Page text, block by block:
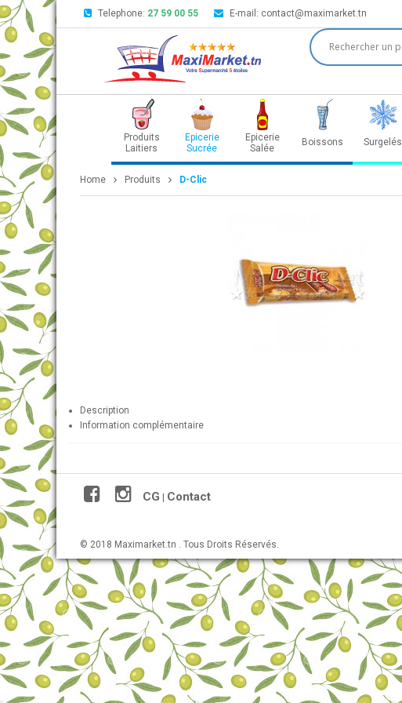
Telephone: 27 59 00 55 E-mail: contact@maximarket.tn
Produits
Laitiers
Epicerie
Sucrée
Epicerie
Salée
Boissons Surgelés
Home Produits D-Clic
Description
Information complémentaire
CG Contact
© 2018 Maximarket.tn . Tous Droits Réservés.